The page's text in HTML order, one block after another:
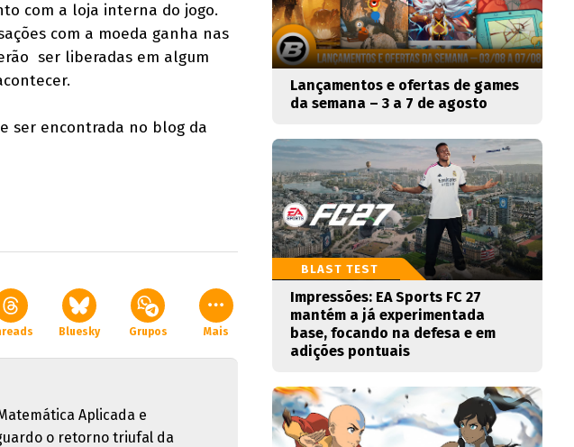
com a loja interna do jogo.
com a moeda ganha nas
ser liberadas em algum
ser encontrada no blog da
Bluesky Grupos Mais
Aplicada e
o retorno triufal da
Lançamentos e ofertas de games
da semana – 3 a 7 de agosto
BLAST TEST
Impressões: EA Sports FC 27
mantém a já experimentada
base, focando na defesa e em
adições pontuais